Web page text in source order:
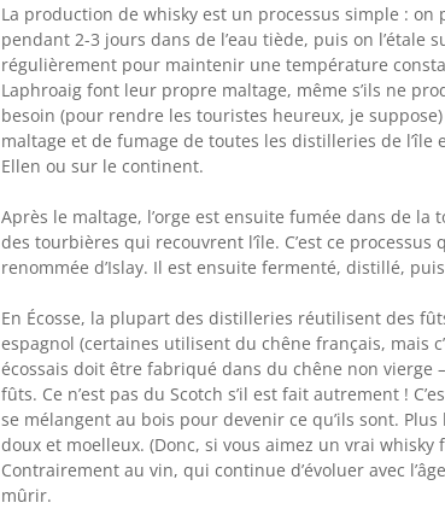
La production de whisky est un processus simple : on
pendant 2-3 jours dans de l’eau tiède, puis on
régulièrement pour maintenir une température
Laphroaig font leur propre maltage, même s’ils ne
besoin (pour rendre les touristes heureux, je
maltage et de fumage de toutes les distilleries de
Ellen ou sur le continent.
Après le maltage, l’orge est ensuite fumée dans de
des tourbières qui recouvrent l’île. C’est ce
renommée d’Islay. Il est ensuite fermenté, distillé,
En Écosse, la plupart des distilleries réutilisent des
espagnol (certaines utilisent du chêne français, mais
écossais doit être fabriqué dans du chêne non
fûts. Ce n’est pas du Scotch s’il est fait autrement !
se mélangent au bois pour devenir ce qu’ils sont.
doux et moelleux. (Donc, si vous aimez un vrai
Contrairement au vin, qui continue d’évoluer avec
mûrir.